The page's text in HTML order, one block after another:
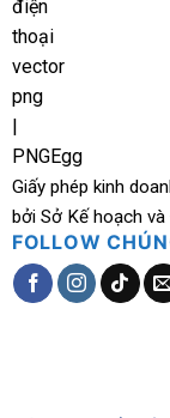
Giấy phép kinh
bởi Sở Kế hoạch
FOLLOW